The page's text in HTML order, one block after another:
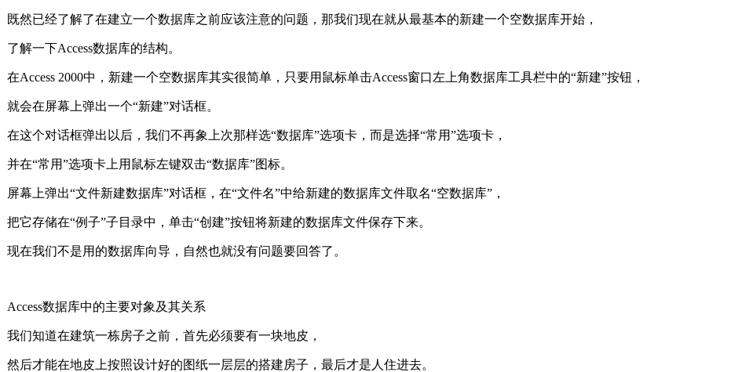
既然已经了解了在建立一个数据库之前应该注意的问题，那我们现在就从最基本的新建一个空数据库开始，
了解一下Access数据库的结构。
在Access 2000中，新建一个空数据库其实很简单，只要用鼠标单击Access窗口左上角数据库工具栏中的“新建”按钮，
就会在屏幕上弹出一个“新建”对话框。
在这个对话框弹出以后，我们不再象上次那样选“数据库”选项卡，而是选择“常用”选项卡，
并在“常用”选项卡上用鼠标左键双击“数据库”图标。
屏幕上弹出“文件新建数据库”对话框，在“文件名”中给新建的数据库文件取名“空数据库”，
把它存储在“例子”子目录中，单击“创建”按钮将新建的数据库文件保存下来。
现在我们不是用的数据库向导，自然也就没有问题要回答了。
Access数据库中的主要对象及其关系
我们知道在建筑一栋房子之前，首先必须要有一块地皮，
然后才能在地皮上按照设计好的图纸一层层的搭建房子，最后才是人住进去。